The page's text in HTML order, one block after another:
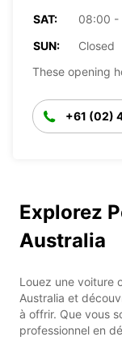
SAT:
08:00 -
SUN:
Closed
These opening
+61 (02)
Explorez
Australia
Louez une voiture
Australia et
à offrir. Que vous
professionnel en